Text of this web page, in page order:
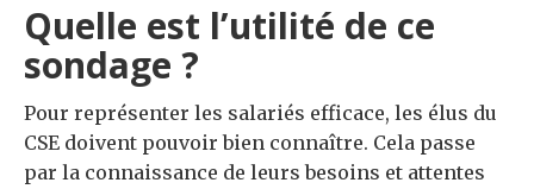
Quelle est l’utilité de ce
sondage ?
Pour représenter les salariés efficace, les élus du
CSE doivent pouvoir bien connaître. Cela passe
par la connaissance de leurs besoins et attentes